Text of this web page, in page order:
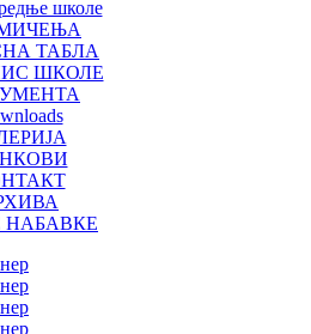
школе
ТАБЛА
ШКОЛЕ
НАБАВКЕ